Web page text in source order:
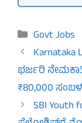
Categories
Govt Jobs
Karnataka
ಭರ್ಜರಿ ನೇಮಕಾತಿ
₹80,000
SBI Youth